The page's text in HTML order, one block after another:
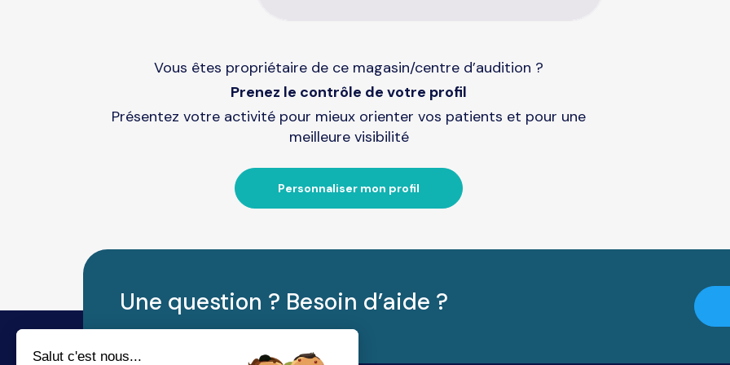
Vous êtes propriétaire de ce magasin/centre d’audition ?
Prenez le contrôle de votre profil
Présentez votre activité pour mieux orienter vos patients et pour une
meilleure visibilité
Personnaliser mon profil
Une question ? Besoin d’aide ?
Salut c'est nous...